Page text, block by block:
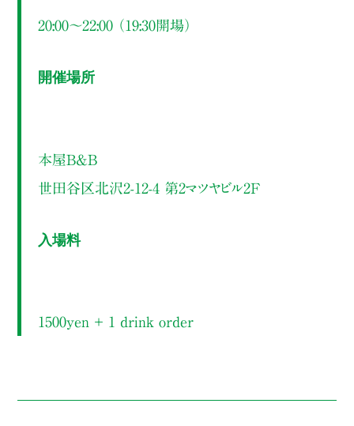
20:00～22:00 （19:30開場）
開催場所
本屋B&B
世田谷区北沢2-12-4 第2マツヤビル2F
入場料
1500yen ＋ 1 drink order